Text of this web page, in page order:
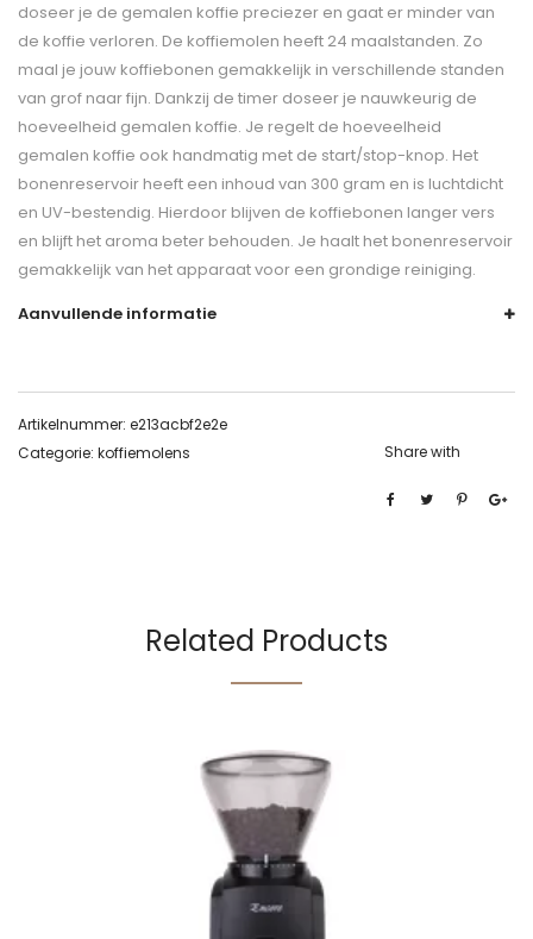
doseer je de gemalen koffie preciezer en gaat er minder van
de koffie verloren. De koffiemolen heeft 24 maalstanden. Zo
maal je jouw koffiebonen gemakkelijk in verschillende standen
van grof naar fijn. Dankzij de timer doseer je nauwkeurig de
hoeveelheid gemalen koffie. Je regelt de hoeveelheid
gemalen koffie ook handmatig met de start/stop-knop. Het
bonenreservoir heeft een inhoud van 300 gram en is luchtdicht
en UV-bestendig. Hierdoor blijven de koffiebonen langer vers
en blijft het aroma beter behouden. Je haalt het bonenreservoir
gemakkelijk van het apparaat voor een grondige reiniging.
Aanvullende informatie
Artikelnummer: e213acbf2e2e
Categorie: koffiemolens Share with
Related Products